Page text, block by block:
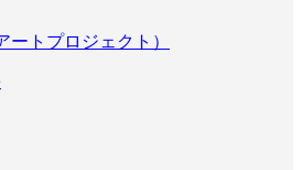
ートプロジェクト）